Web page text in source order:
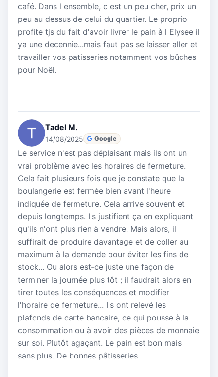
café. Dans l ensemble, c est un peu cher, prix un
peu au dessus de celui du quartier. Le proprio
profite tjs du fait d'avoir livrer le pain à l Elysee il
ya une decennie...mais faut pas se laisser aller et
travailler vos patisseries notamment vos bûches
pour Noël.
Tadel M.
14/08/2025 Google
Le service n'est pas déplaisant mais ils ont un
vrai problème avec les horaires de fermeture.
Cela fait plusieurs fois que je constate que la
boulangerie est fermée bien avant l'heure
indiquée de fermeture. Cela arrive souvent et
depuis longtemps. Ils justifient ça en expliquant
qu'ils n'ont plus rien à vendre. Mais alors, il
suffirait de produire davantage et de coller au
maximum à la demande pour éviter les fins de
stock... Ou alors est-ce juste une façon de
terminer la journée plus tôt ; il faudrait alors en
tirer toutes les conséquences et modifier
l'horaire de fermeture... Ils ont relevé les
plafonds de carte bancaire, ce qui pousse à la
consommation ou à avoir des pièces de monnaie
sur soi. Plutôt agaçant. Le pain est bon mais
sans plus. De bonnes pâtisseries.